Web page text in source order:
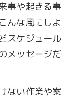
日
事や起きる事
んな風にしよ
スケジュール
メッセージだ
ない作業や案